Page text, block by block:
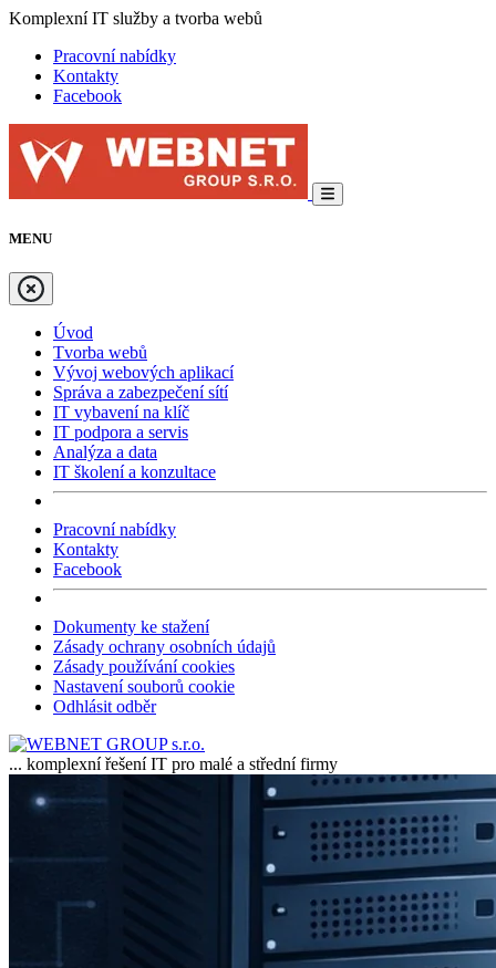
Komplexní IT služby a tvorba webů
Pracovní nabídky
Kontakty
Facebook
MENU
Úvod
Tvorba webů
Vývoj webových aplikací
Správa a zabezpečení sítí
IT vybavení na klíč
IT podpora a servis
Analýza a data
IT školení a konzultace
Pracovní nabídky
Kontakty
Facebook
Dokumenty ke stažení
Zásady ochrany osobních údajů
Zásady používání cookies
Nastavení souborů cookie
Odhlásit odběr
... komplexní řešení IT pro malé a střední firmy